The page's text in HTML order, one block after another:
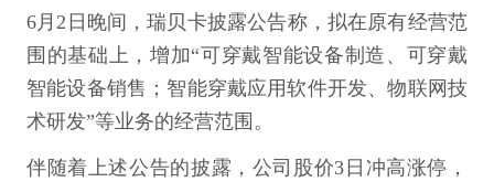
6月2日晚间，瑞贝卡披露公告称，拟在原有经营范
围的基础上，增加“可穿戴智能设备制造、可穿戴
智能设备销售；智能穿戴应用软件开发、物联网技
术研发”等业务的经营范围。
伴随着上述公告的披露，公司股价3日冲高涨停，